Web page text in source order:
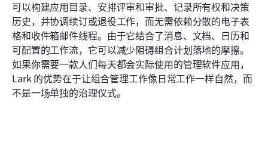
可以构建应用目录、安排评审和审批、记录所有权和决策
历史，并协调续订或退役工作，而无需依赖分散的电子表
格和收件箱邮件线程。由于它结合了消息、文档、日历和
可配置的工作流，它可以减少阻碍组合计划落地的摩擦。
如果你需要一款人们每天都会实际使用的管理软件应用，
Lark 的优势在于让组合管理工作像日常工作一样自然，而
不是一场单独的治理仪式。